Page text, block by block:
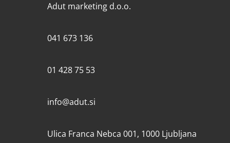
Adut marketing d.o.o.
041 673 136
01 428 75 53
info@adut.si
Ulica Franca Nebca 001, 1000 Ljubljana